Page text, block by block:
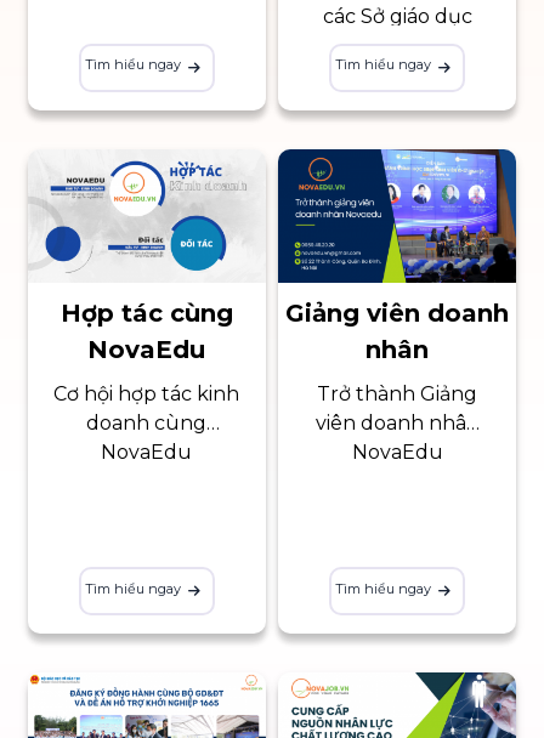
Tìm hiểu ngay
các Sở giáo dục
Tìm hiểu ngay
Hợp tác cùng
NovaEdu
Cơ hội hợp tác kinh
doanh cùng
NovaEdu
Tìm hiểu ngay
Giảng viên doanh
nhân
Trở thành Giảng
viên doanh nhân
NovaEdu
Tìm hiểu ngay